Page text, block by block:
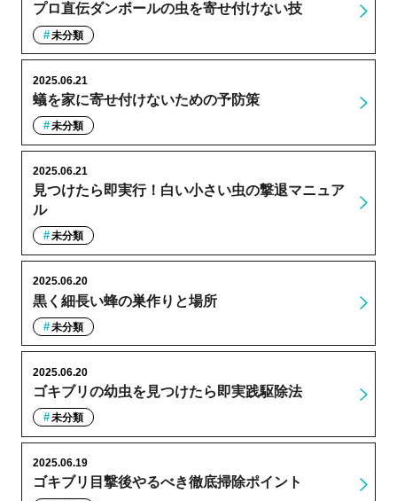
プロ直伝ダンボールの虫を寄せ付けない技
未分類
蟻を家に寄せ付けないための予防策
2025.06.21
未分類
見つけたら即実行！白い小さい虫の撃退マニュア
ル
2025.06.21
未分類
黒く細長い蜂の巣作りと場所
2025.06.20
未分類
ゴキブリの幼虫を見つけたら即実践駆除法
2025.06.20
未分類
ゴキブリ目撃後やるべき徹底掃除ポイント
2025.06.19